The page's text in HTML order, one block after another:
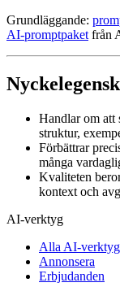
Grundläggande:
AI-promptpaket från
Handlar om att
struktur,
Förbättrar
många
Kvaliteten
kontext och
AI-verktyg
Alla AI-verktyg
Annonsera
Erbjudanden